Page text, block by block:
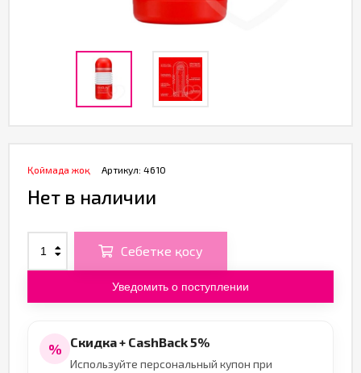
Артикул: 4610
Қоймада жоқ
Нет в наличии
Себетке қосу
Уведомить о поступлении
% Скидка + CashBack 5%
Используйте персональный купон при